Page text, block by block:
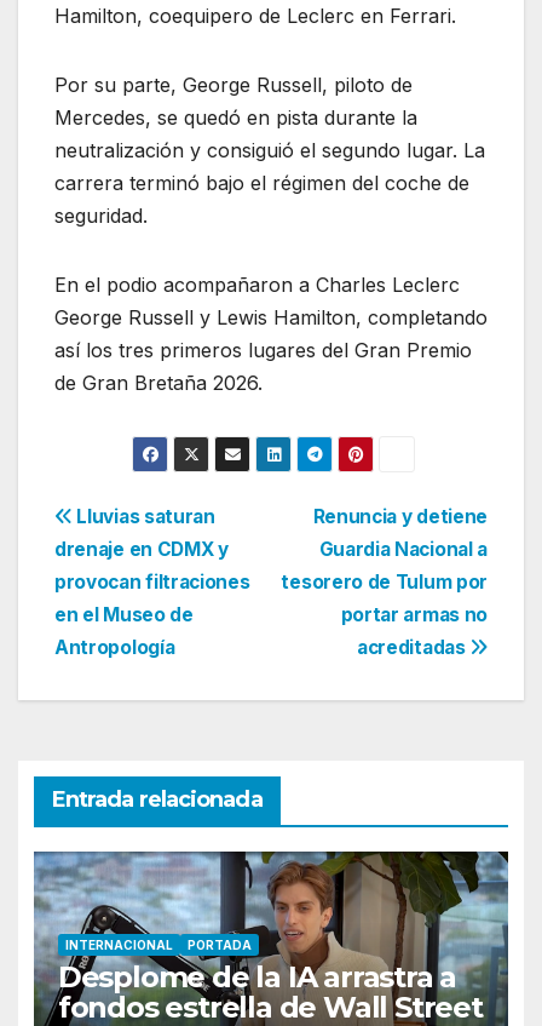
Hamilton, coequipero de Leclerc en Ferrari.
Por su parte, George Russell, piloto de
Mercedes, se quedó en pista durante la
neutralización y consiguió el segundo lugar. La
carrera terminó bajo el régimen del coche de
seguridad.
En el podio acompañaron a Charles Leclerc
George Russell y Lewis Hamilton, completando
así los tres primeros lugares del Gran Premio
de Gran Bretaña 2026.
Navegación
de
entradas
Renuncia y detiene
Guardia Nacional a
tesorero de Tulum por
portar armas no
acreditadas
Lluvias saturan
drenaje en CDMX y
provocan filtraciones
en el Museo de
Antropología
Entrada relacionada
INTERNACIONAL PORTADA
Desplome de la IA arrastra a
fondos estrella de Wall Street